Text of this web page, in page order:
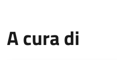
A cura di